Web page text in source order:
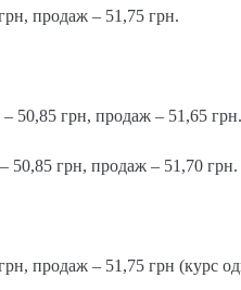
продаж – 51,75 грн.
– 50,85 грн, продаж – 51,65 грн.
50,85 грн, продаж – 51,70 грн.
продаж – 51,75 грн (курс